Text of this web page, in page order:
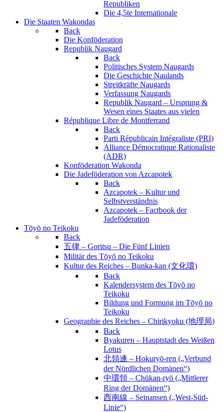
Republiken
Die 4,5te Internationale
Die Staaten Wakondas
Back
Die Konföderation
Republik Naugard
Back
Politisches System Naugards
Die Geschichte Naulands
Streitkräfte Naugards
Verfassung Naugards
Republik Naugard – Ursprung &
Wesen eines Staates aus vielen
République Libre de Montferrand
Back
Parti Républicain Intégraliste (PRI)
Alliance Démocratique Rationaliste
(ADR)
Konföderation Wakonda
Die Jadeföderation von Azcapotek
Back
Azcapotek – Kultur und
Selbstverständnis
Azcapotek – Factbook der
Jadeföderation
Tōyō no Teikoku
Back
五律 – Goritsu – Die Fünf Linien
Militär des Tōyō no Teikoku
Kultur des Reiches – Bunka-kan (文化環)
Back
Kalendersystem des Tōyō no
Teikoku
Bildung und Formung im Tōyō no
Teikoku
Geographie des Reiches – Chirikyoku (地理局)
Back
Byakuren – Hauptstadt des Weißen
Lotus
北領連 – Hokuryō-ren („Verbund
der Nördlichen Domänen“)
中環領 – Chūkan-ryō („Mittlerer
Ring der Domänen“)
西南線 – Seinansen („West-Süd-
Linie“)